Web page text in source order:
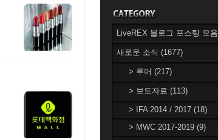
LiveREX 블로그 포스팅 모음
새로운 소식 (1677)
> 루머 (217)
> 보도자료 (113)
> IFA 2014 / 2017 (18)
> MWC 2017-2019 (9)